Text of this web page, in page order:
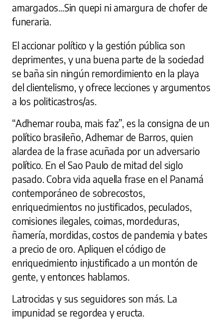
amargados...Sin quepi ni amargura de chofer de
funeraria.
El accionar político y la gestión pública son
deprimentes, y una buena parte de la sociedad
se baña sin ningún remordimiento en la playa
del clientelismo, y ofrece lecciones y argumentos
a los politicastros/as.
“Adhemar rouba, mais faz”, es la consigna de un
político brasileño, Adhemar de Barros, quien
alardea de la frase acuñada por un adversario
político. En el Sao Paulo de mitad del siglo
pasado. Cobra vida aquella frase en el Panamá
contemporáneo de sobrecostos,
enriquecimientos no justificados, peculados,
comisiones ilegales, coimas, mordeduras,
ñamería, mordidas, costos de pandemia y bates
a precio de oro. Apliquen el código de
enriquecimiento injustificado a un montón de
gente, y entonces hablamos.
Latrocidas y sus seguidores son más. La
impunidad se regordea y eructa.